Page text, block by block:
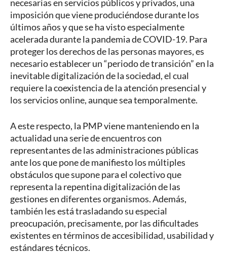
necesarias en servicios públicos y privados, una
imposición que viene produciéndose durante los
últimos años y que se ha visto especialmente
acelerada durante la pandemia de COVID-19. Para
proteger los derechos de las personas mayores, es
necesario establecer un “periodo de transición” en la
inevitable digitalización de la sociedad, el cual
requiere la coexistencia de la atención presencial y
los servicios online, aunque sea temporalmente.
A este respecto, la PMP viene manteniendo en la
actualidad una serie de encuentros con
representantes de las administraciones públicas
ante los que pone de manifiesto los múltiples
obstáculos que supone para el colectivo que
representa la repentina digitalización de las
gestiones en diferentes organismos. Además,
también les está trasladando su especial
preocupación, precisamente, por las dificultades
existentes en términos de accesibilidad, usabilidad y
estándares técnicos.